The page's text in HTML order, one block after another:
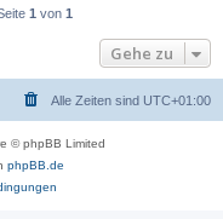
1 von 1
Gehe zu
Alle Zeiten sind UTC+01:00
© phpBB Limited
phpBB.de